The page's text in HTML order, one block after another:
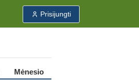
Prisijungti
Mėnesio